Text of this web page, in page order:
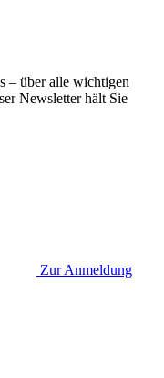
– über alle wichtigen
Newsletter hält Sie
Zur Anmeldung